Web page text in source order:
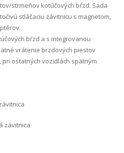
strmeňov kotúčových bŕzd. Sada
stláčaciu závitnicu s magnetom,
bŕzd a s integrovanou
vrátenie brzdových piestov
ostatných vozidlách spätným
závitnica